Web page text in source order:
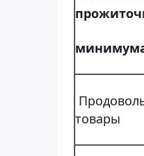
товары